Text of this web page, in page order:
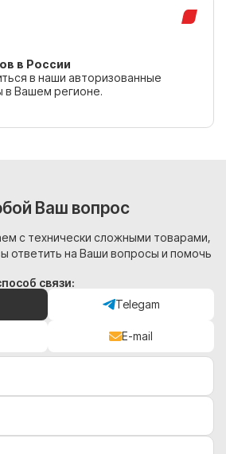
в России
в наши авторизованные
в Вашем регионе.
Ваш вопрос
с технически сложными товарами,
ответить на Ваши вопросы и помочь
связи:
Telegam
E-mail